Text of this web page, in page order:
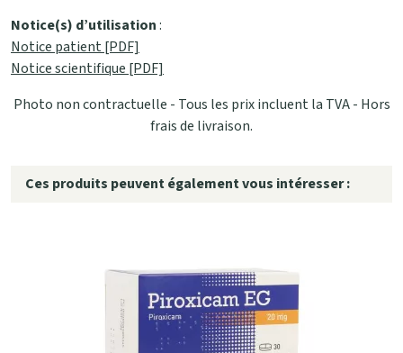
Notice(s) d’utilisation:
Notice patient [PDF]
Notice scientifique [PDF]
Photo non contractuelle - Tous les prix incluent la TVA - Hors
frais de livraison.
Ces produits peuvent également vous intéresser :